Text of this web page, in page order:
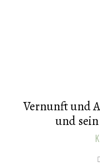
Vernunft und
und